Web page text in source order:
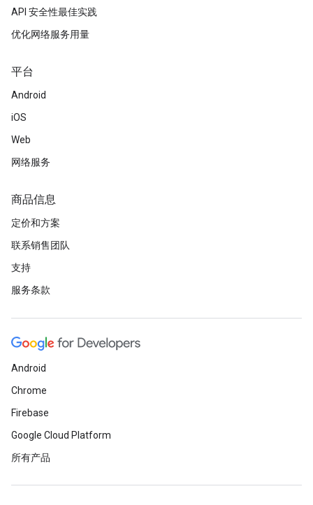
API 安全性最佳实践
优化网络服务用量
平台
Android
iOS
Web
网络服务
商品信息
定价和方案
联系销售团队
支持
服务条款
Android
Chrome
Firebase
Google Cloud Platform
所有产品